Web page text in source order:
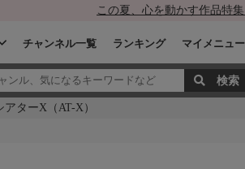
この夏、心を動かす作品特
チャンネル一覧 ランキング マイメニュー
ターX（AT-X）